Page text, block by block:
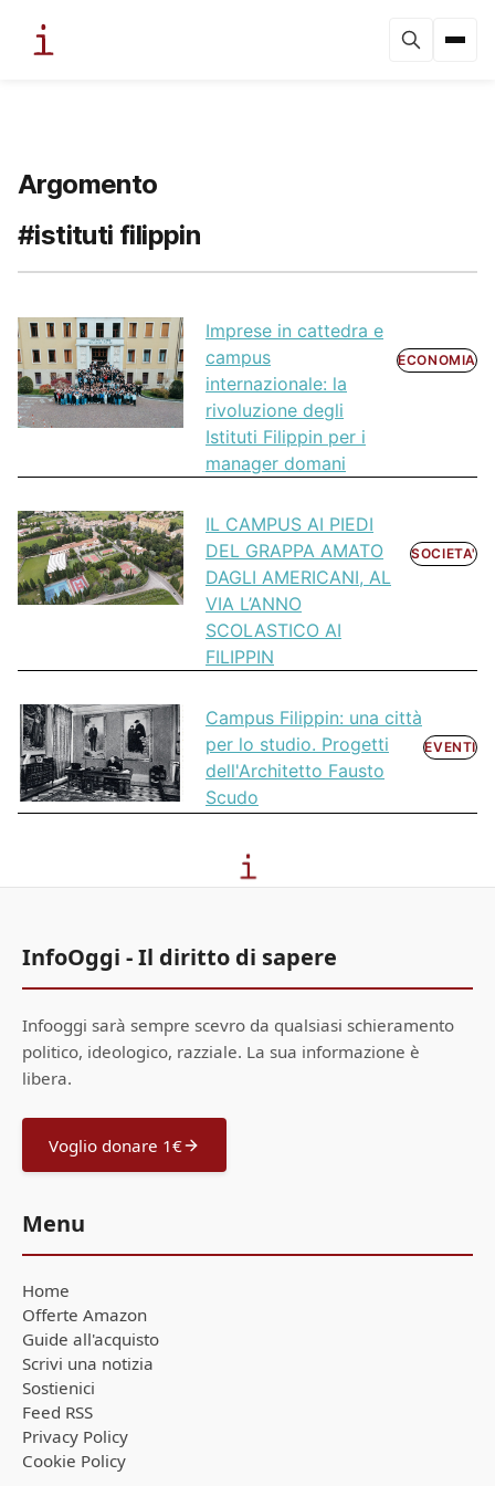
Argomento
#istituti filippin
Imprese in cattedra e
campus
internazionale: la
rivoluzione degli
Istituti Filippin per i
manager domani
ECONOMIA
IL CAMPUS AI PIEDI
DEL GRAPPA AMATO
DAGLI AMERICANI, AL
VIA L’ANNO
SCOLASTICO AI
FILIPPIN
SOCIETA'
Campus Filippin: una città
per lo studio. Progetti
dell'Architetto Fausto
Scudo
EVENTI
InfoOggi - Il diritto di sapere
Infooggi sarà sempre scevro da qualsiasi schieramento
politico, ideologico, razziale. La sua informazione è
libera.
Voglio donare 1€
Menu
Home
Offerte Amazon
Guide all'acquisto
Scrivi una notizia
Sostienici
Feed RSS
Privacy Policy
Cookie Policy